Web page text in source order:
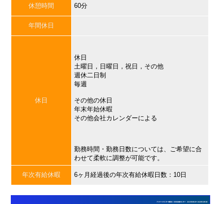
休憩時間 60分
年間休日
休日
休日
土曜日，日曜日，祝日，その他
週休二日制
毎週
その他の休日
年末年始休暇
その他会社カレンダーによる
勤務時間・勤務日数については、ご希望に合
わせて柔軟に調整が可能です。
年次有給休暇 6ヶ月経過後の年次有給休暇日数：10日